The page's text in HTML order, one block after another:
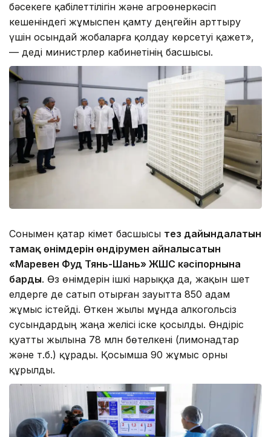
бәсекеге қабілеттілігін және агроөнеркәсіп
кешеніндегі жұмыспен қамту деңгейін арттыру
үшін осындай жобаларға қолдау көрсетуі қажет»,
— деді министрлер кабинетінің басшысы.
Сонымен қатар Үкімет басшысы тез дайындалатын
тамақ өнімдерін өндірумен айналысатын
«Маревен Фуд Тянь-Шань» ЖШС кәсіпорнына
барды. Өз өнімдерін ішкі нарыққа да, жақын шет
елдерге де сатып отырған зауытта 850 адам
жұмыс істейді. Өткен жылы мұнда алкогольсіз
сусындардың жаңа желісі іске қосылды. Өндіріс
қуатты жылына 78 млн бөтелкені (лимонадтар
және т.б.) құрады. Қосымша 90 жұмыс орны
құрылды.